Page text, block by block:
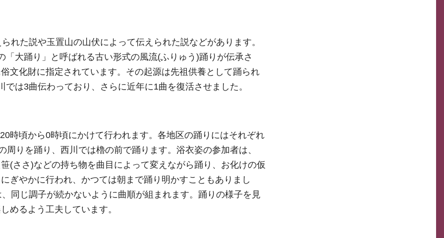
れた説や玉置山の山伏によって伝えられた説などがあります。
大踊り」と呼ばれる古い形式の風流(ふりゅう)踊りが伝承さ
文化財に指定されています。その起源は先祖供養として踊られ
は3曲伝わっており、さらに近年に1曲を復活させました。
時頃から0時頃にかけて行われます。各地区の踊りにはそれぞれ
りを踊り、西川では櫓の前で踊ります。浴衣姿の参加者は、
(ささ)などの持ち物を曲目によって変えながら踊り、お化けの仮
ぎやかに行われ、かつては朝まで踊り明かすこともありまし
同じ調子が続かないように曲順が組まれます。踊りの様子を見
めるよう工夫しています。